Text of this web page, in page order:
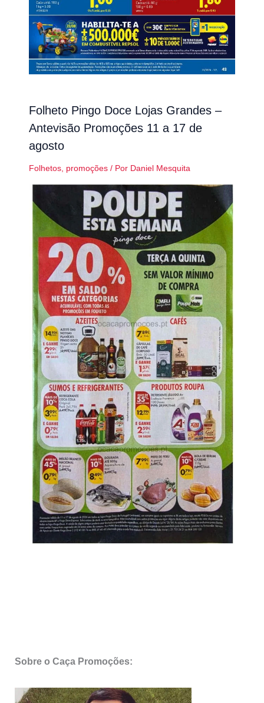
Folheto Pingo Doce Lojas Grandes –
Antevisão Promoções 11 a 17 de
agosto
Folhetos, promoções/ Por Daniel Mesquita
Sobre o Caça Promoções: